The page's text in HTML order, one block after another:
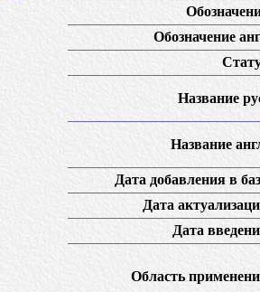
Обозначение
Название
Название
Дата добавления в
Дата
Дата
Область